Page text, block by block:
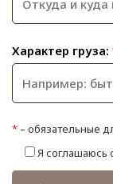
Характер груза:
* – обязательные
Я соглашаюсь